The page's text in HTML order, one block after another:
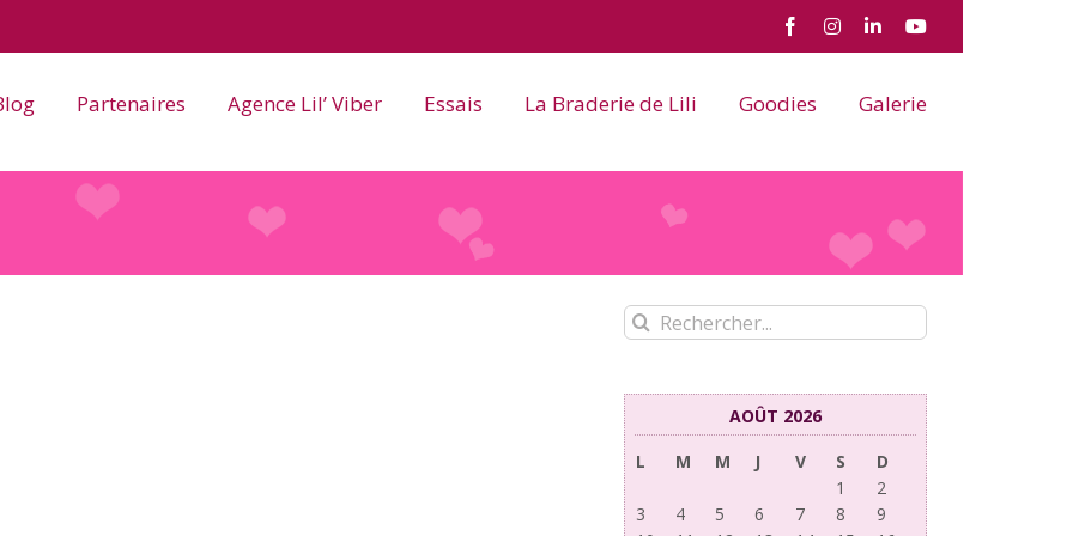
FacebookInstagram
LinkedInYouTube
Partenaires Agence Lil’ Viber Essais La Braderie de Lili Goodies Galerie
Rechercher:
AOÛT 2026
L
M M J V S
D
1
2
3
4 5 6 7 8
9